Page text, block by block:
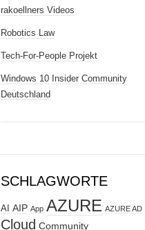
rakoellners Videos
Robotics Law
Tech-For-People Projekt
Windows 10 Insider Community
Deutschland
SCHLAGWORTE
AI AIP App AZURE AZURE AD
Cloud Community